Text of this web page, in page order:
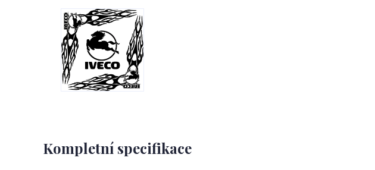
Kompletní specifikace